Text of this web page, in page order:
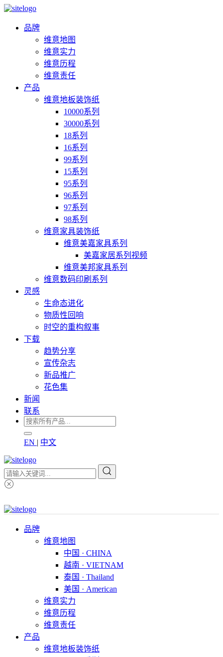
品牌
维意地图
维意实力
维意历程
维意责任
产品
维意地板装饰纸
10000系列
30000系列
18系列
16系列
99系列
15系列
95系列
96系列
97系列
98系列
维意家具装饰纸
维意美嘉家具系列
美嘉家居系列视频
维意美邦家具系列
维意数码印刷系列
灵感
生命态进化
物质性回响
时空的重构叙事
下载
趋势分享
宣传杂志
新品推广
花色集
新闻
联系
EN | 中文
品牌
维意地图
中国 · CHINA
越南 · VIETNAM
泰国 · Thailand
美国 · American
维意实力
维意历程
维意责任
产品
维意地板装饰纸